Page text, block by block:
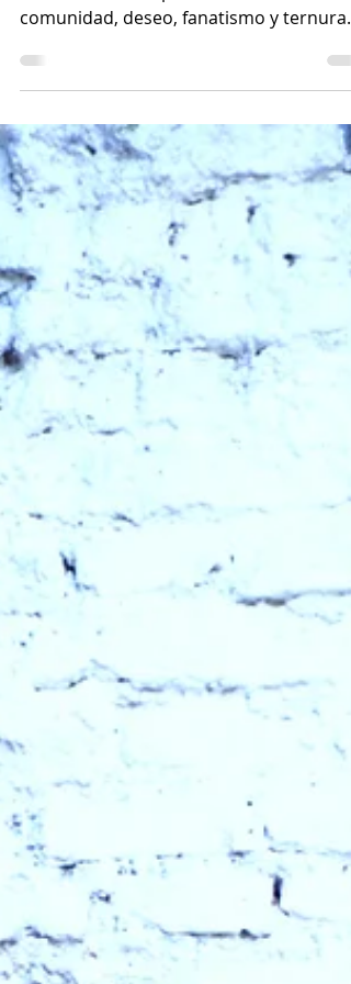
musical de Los Pipis, una obra sobre
comunidad, deseo, fanatismo y ternura.